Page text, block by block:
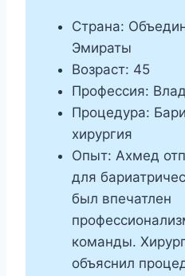
Страна:
Эмираты
Возраст: 45
Профессия:
Процедура:
хирургия
Опыт: Ахмед
для
был впечатлен
команды.
объяснил